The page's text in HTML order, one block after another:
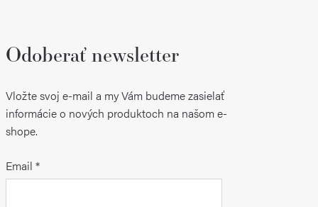
Odoberať newsletter
Vložte svoj e-mail a my Vám budeme zasielať
informácie o nových produktoch na našom e-
shope.
Email